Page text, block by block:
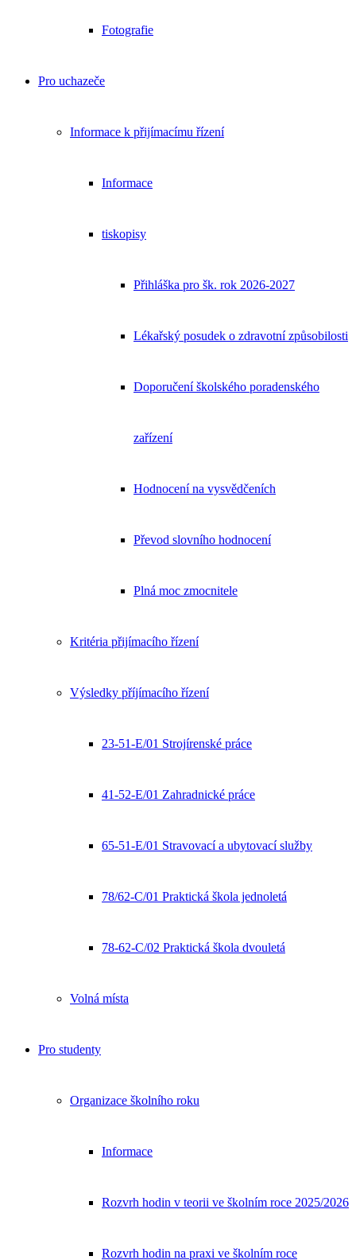
Fotografie
Pro uchazeče
Informace k přijímacímu řízení
Informace
tiskopisy
Přihláška pro šk. rok 2026-2027
Lékařský posudek o zdravotní způsobilosti
Doporučení školského poradenského
zařízení
Hodnocení na vysvědčeních
Převod slovního hodnocení
Plná moc zmocnitele
Kritéria přijímacího řízení
Výsledky příjímacího řízení
23-51-E/01 Strojírenské práce
41-52-E/01 Zahradnické práce
65-51-E/01 Stravovací a ubytovací služby
78/62-C/01 Praktická škola jednoletá
78-62-C/02 Praktická škola dvouletá
Volná místa
Pro studenty
Organizace školního roku
Informace
Rozvrh hodin v teorii ve školním roce 2025/2026
Rozvrh hodin na praxi ve školním roce